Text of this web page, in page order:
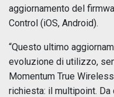
aggiornamento del
Control (iOS, Android).
“Questo ultimo
evoluzione di utilizzo,
Momentum True
richiesta: il multipoint.